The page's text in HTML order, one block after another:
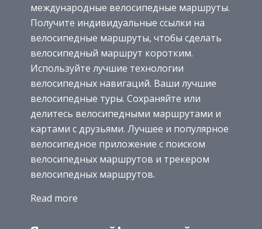
международные велосипедные маршруты.
Получите индивидуальные ссылки на
велосипедные маршруты, чтобы сделать
велосипедный маршрут коротким.
Используйте лучшие технологии
велосипедных навигаций. Ваши лучшие
велосипедные туры. Сохраняйте или
делитесь велосипедными маршрутами и
картами с друзьями. Лучшее и популярное
велосипедное приложение с поиском
велосипедных маршрутов и трекером
велосипедных маршрутов.
Read more